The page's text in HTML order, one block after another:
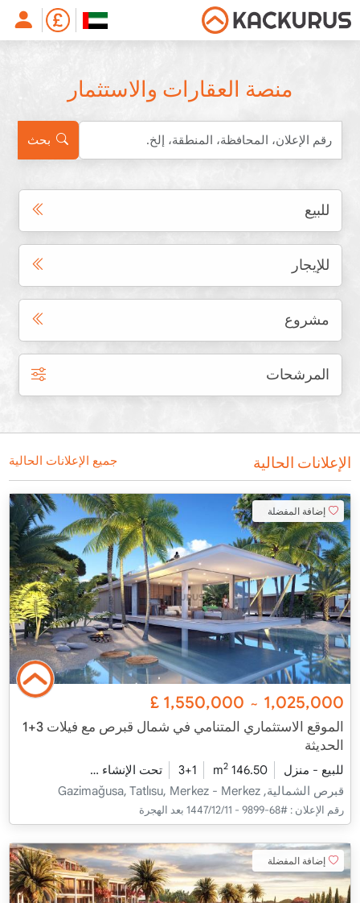
منصة العقارات والاستثمار
بحث
للبيع
للإيجار
مشروع
المرشحات
الإعلانات الحالية جميع الإعلانات الحالية
إضافة المفضلة
1,025,000
~
1,550,000
£
الموقع الاستثماري المتنامي في شمال قبرص مع فيلات 3+1
الحديثة
للبيع - منزل 146.50 m
2
3+1 تحت الإنشاء
قبرص الشمالية, Gazimağusa, Tatlısu, Merkez - Merkez
رقم الإعلان : #68-9899 - 11‏‏/12‏‏/1447 بعد الهجرة
إضافة المفضلة